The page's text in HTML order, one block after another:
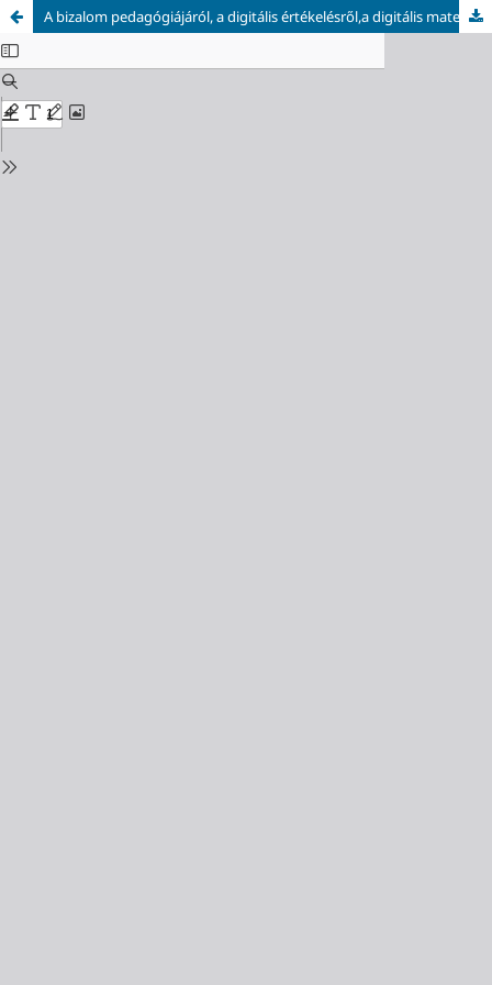
A bizalom pedagógiájáról, a digitális értékelésről,a digitális matematikaoktatásról, a robotikai feladatbankról